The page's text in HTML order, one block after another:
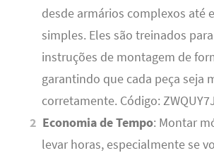
desde armários complexos até
simples. Eles são treinados
instruções de montagem de
garantindo que cada peça seja
corretamente. Código:
Economia de Tempo: Montar
levar horas, especialmente se